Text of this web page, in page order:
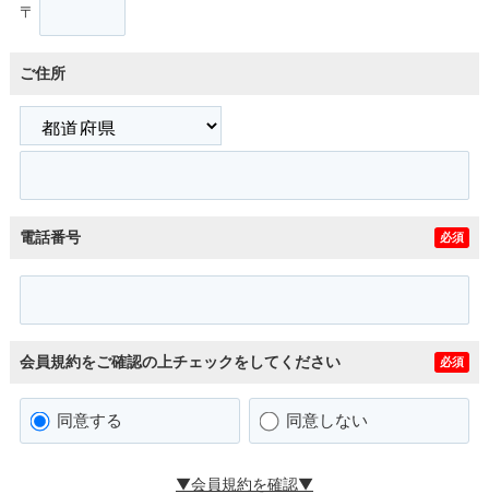
〒
ご住所
電話番号 必須
会員規約をご確認の上チェックをしてください 必須
同意する 同意しない
▼会員規約を確認▼